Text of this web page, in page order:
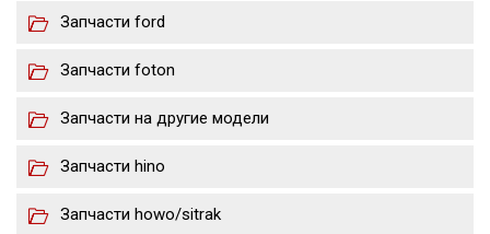
Запчасти ford
Запчасти foton
Запчасти на другие модели
Запчасти hino
Запчасти howo/sitrak